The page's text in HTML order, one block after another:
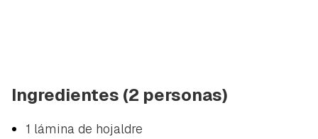
Ingredientes (2 personas)
1 lámina de hojaldre